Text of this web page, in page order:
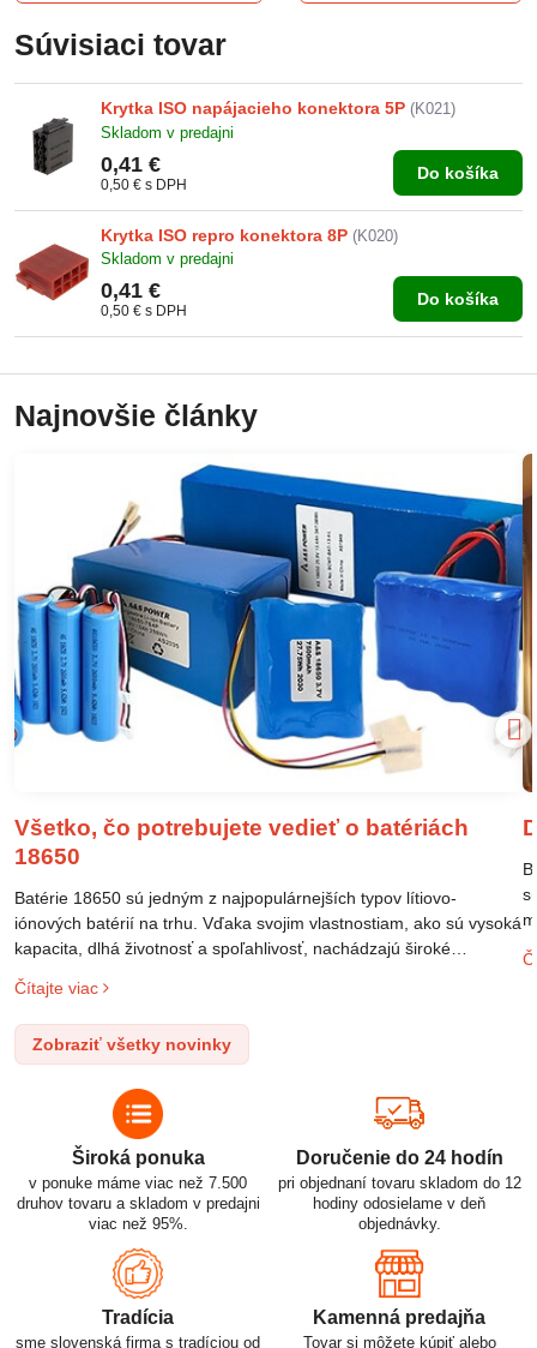
Súvisiaci tovar
Krytka ISO napájacieho konektora 5P (K021)
Skladom v predajni
0,41 €
0,50 € s DPH
Do košíka
Krytka ISO repro konektora 8P (K020)
Skladom v predajni
0,41 €
0,50 € s DPH
Do košíka
Najnovšie články
Všetko, čo potrebujete vedieť o batériách
18650
Batérie 18650 sú jedným z najpopulárnejších typov lítiovo-
iónových batérií na trhu. Vďaka svojim vlastnostiam, ako sú vysoká
kapacita, dlhá životnosť a spoľahlivosť, nachádzajú široké
po elektrické vozidlá. Pochopenie ich delenia, označovania a
správneho používania je kľúčom k ich efektívnemu a bezpečnému
využitiu.
Čítajte viac
Zobraziť všetky novinky
Široká ponuka
v ponuke máme viac než 7.500
druhov tovaru a skladom v predajni
viac než 95%.
Doručenie do 24 hodín
pri objednaní tovaru skladom do 12
hodiny odosielame v deň
objednávky.
Tradícia
sme slovenská firma s tradíciou od
Kamenná predajňa
Tovar si môžete kúpiť alebo